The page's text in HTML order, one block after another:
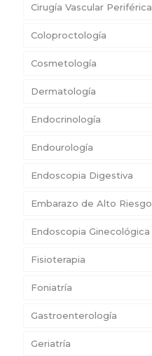
Cirugía Vascular Periférica
Coloproctología
Cosmetología
Dermatología
Endocrinología
Endourología
Endoscopia Digestiva
Embarazo de Alto Riesgo
Endoscopia Ginecológica
Fisioterapia
Foniatría
Gastroenterología
Geriatría